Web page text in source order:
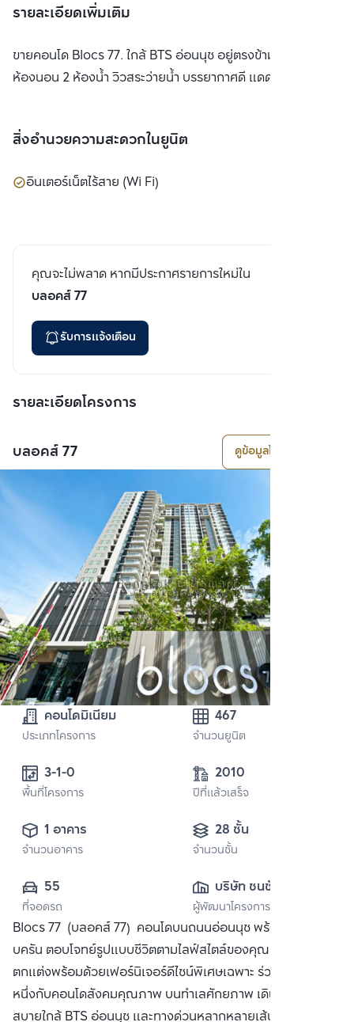
รายละเอียดเพิ่มเติม
ขายคอนโด Blocs 77. ใกล้ BTS อ่อนนุช อยู่ตรงข้ามห้างคาร์ฟู 2
ห้องนอน 2 ห้องน้ำ วิวสระว่ายน้ำ บรรยากาศดี แดดไม่ร้อน
สิ่งอำนวยความสะดวกในยูนิต
อินเตอร์เน็ตไร้สาย (Wi Fi)
คุณจะไม่พลาด หากมีประกาศรายการใหม่ใน
บลอคส์ 77
รับการแจ้งเตือน
รายละเอียดโครงการ
บลอคส์ 77 ดูข้อมูลโครงการ
คอนโดมิเนียม
ประเภทโครงการ
467
จำนวนยูนิต
3-1-0
พื้นที่โครงการ
2010
ปีที่แล้วเสร็จ
1 อาคาร
จำนวนอาคาร
28 ชั้น
จำนวนชั้น
55
ที่จอดรถ
บริษัท ชนชัย จำกัด
ผู้พัฒนาโครงการ
Blocs 77 (บลอคส์ 77) คอนโดบนถนนอ่อนนุช พร้อมออฟชั่นคร
บครัน ตอบโจทย์รูปแบบชีวิตตามไลฟ์สไตล์ของคุณ คอนโด
ตกแต่งพร้อมด้วยเฟอร์นิเจอร์ดีไซน์พิเศษเฉพาะ ร่วมเป็นส่วน
หนึ่งกับคอนโดสังคมคุณภาพ บนทำเลศักยภาพ เดินทางสะดวก
สบายใกล้ BTS อ่อนนุช และทางด่วนหลากหลายเส้นทาง พร้อม